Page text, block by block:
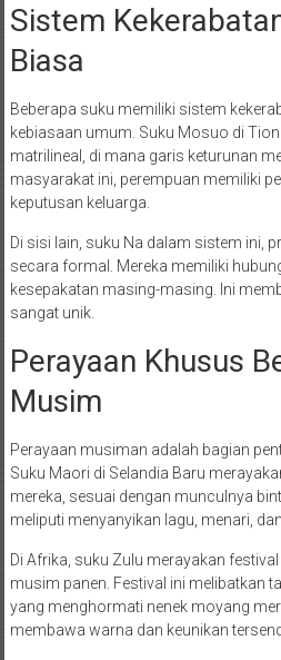
Sistem
Biasa
Beberapa suku memiliki sistem
kebiasaan umum. Suku Mosuo di
matrilineal, di mana garis keturunan
masyarakat ini, perempuan memiliki
keputusan keluarga.
Di sisi lain, suku Na dalam sistem ini,
secara formal. Mereka memiliki
kesepakatan masing-masing. Ini
sangat unik.
Perayaan Khusus
Musim
Perayaan musiman adalah bagian
Suku Maori di Selandia Baru
mereka, sesuai dengan munculnya
meliputi menyanyikan lagu, menari,
Di Afrika, suku Zulu merayakan
musim panen. Festival ini melibatkan
yang menghormati nenek moyang
membawa warna dan keunikan